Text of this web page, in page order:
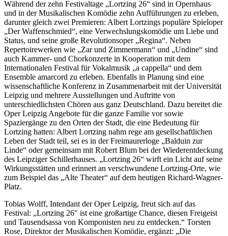
Während der zehn Festivaltage „Lortzing 26“ sind in Opernhaus
und in der Musikalischen Komödie zehn Aufführungen zu erleben,
darunter gleich zwei Premieren: Albert Lortzings populäre Spieloper
„Der Waffenschmied“, eine Verwechslungskomödie um Liebe und
Status, und seine große Revolutionsoper „Regina“. Neben
Repertoirewerken wie „Zar und Zimmermann“ und „Undine“ sind
auch Kammer- und Chorkonzerte in Kooperation mit dem
Internationalen Festival für Vokalmusik „a cappella“ und dem
Ensemble amarcord zu erleben. Ebenfalls in Planung sind eine
wissenschaftliche Konferenz in Zusammenarbeit mit der Universität
Leipzig und mehrere Ausstellungen und Auftritte von
unterschiedlichsten Chören aus ganz Deutschland. Dazu bereitet die
Oper Leipzig Angebote für die ganze Familie vor sowie
Spaziergänge zu den Orten der Stadt, die eine Bedeutung für
Lortzing hatten: Albert Lortzing nahm rege am gesellschaftlichen
Leben der Stadt teil, sei es in der Freimaurerloge „Balduin zur
Linde“ oder gemeinsam mit Robert Blum bei der Wiederentdeckung
des Leipziger Schillerhauses. „Lortzing 26“ wirft ein Licht auf seine
Wirkungsstätten und erinnert an verschwundene Lortzing-Orte, wie
zum Beispiel das „Alte Theater“ auf dem heutigen Richard-Wagner-
Platz.
Tobias Wolff, Intendant der Oper Leipzig, freut sich auf das
Festival: „Lortzing 26″ ist eine großartige Chance, diesen Freigeist
und Tausendsassa von Komponisten neu zu entdecken.“ Torsten
Rose, Direktor der Musikalischen Komödie, ergänzt: „Die